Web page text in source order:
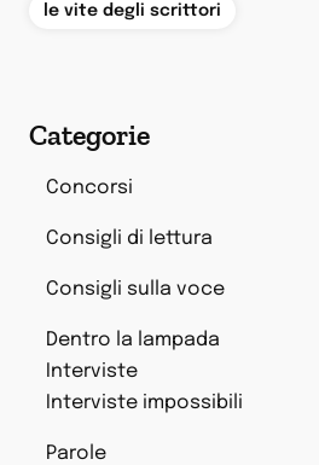
le vite degli scrittori
Categorie
Concorsi
Consigli di lettura
Consigli sulla voce
Dentro la lampada
Interviste
Interviste impossibili
Parole